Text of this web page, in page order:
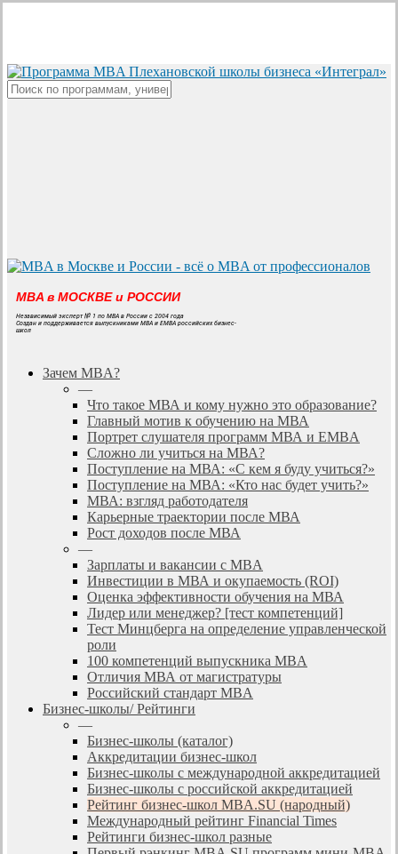
content
MBA в МОСКВЕ и РОССИИ
Независимый эксперт № 1 по MBA в России с 2004 года
Создан и поддерживается выпускниками MBA и EMBA российских бизнес-
школ
search
Menu
Зачем MBA?
—
Что такое МВА и кому нужно это образование?
Главный мотив к обучению на МВА
Портрет слушателя программ МВА и EMBA
Сложно ли учиться на МВА?
Поступление на МВА: «С кем я буду учиться?»
Поступление на МВА: «Кто нас будет учить?»
МВА: взгляд работодателя
Карьерные траектории после МВА
Рост доходов после МВА
—
Зарплаты и вакансии с MBA
Инвестиции в МВА и окупаемость (ROI)
Оценка эффективности обучения на МВА
Лидер или менеджер? [тест компетенций]
Тест Минцберга на определение управленческой
роли
100 компетенций выпускника MBA
Отличия МВА от магистратуры
Российский стандарт MBA
Бизнес-школы/ Рейтинги
—
Бизнес-школы (каталог)
Аккредитации бизнес-школ
Бизнес-школы с международной аккредитацией
Бизнес-школы с российской аккредитацией
Рейтинг бизнес-школ MBA.SU (народный)
Международный рейтинг Financial Times
Рейтинги бизнес-школ разные